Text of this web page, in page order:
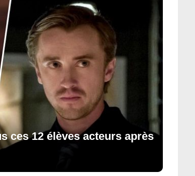
ces 12 élèves acteurs après